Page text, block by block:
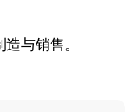
与销售。